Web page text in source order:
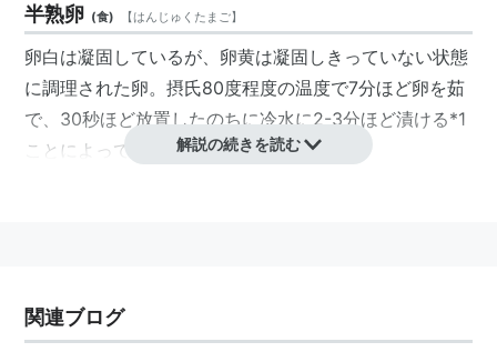
半熟卵 (食) 【はんじゅくたまご】
卵白は凝固しているが、卵黄は凝固しきっていない状態
に調理された卵。摂氏80度程度の温度で7分ほど卵を茹
で、30秒ほど放置したのちに冷水に2-3分ほど漬ける*1
ことによって作ることができる。
解説の続きを読む
関連ブログ